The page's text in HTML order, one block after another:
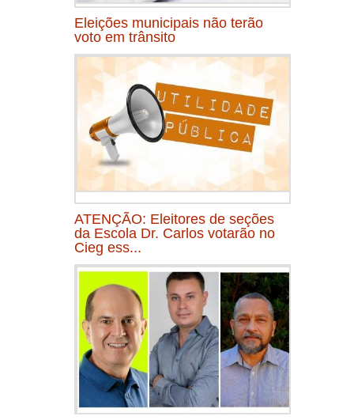
Eleições municipais não terão
voto em trânsito
ATENÇÃO: Eleitores de seções
da Escola Dr. Carlos votarão no
Cieg ess...